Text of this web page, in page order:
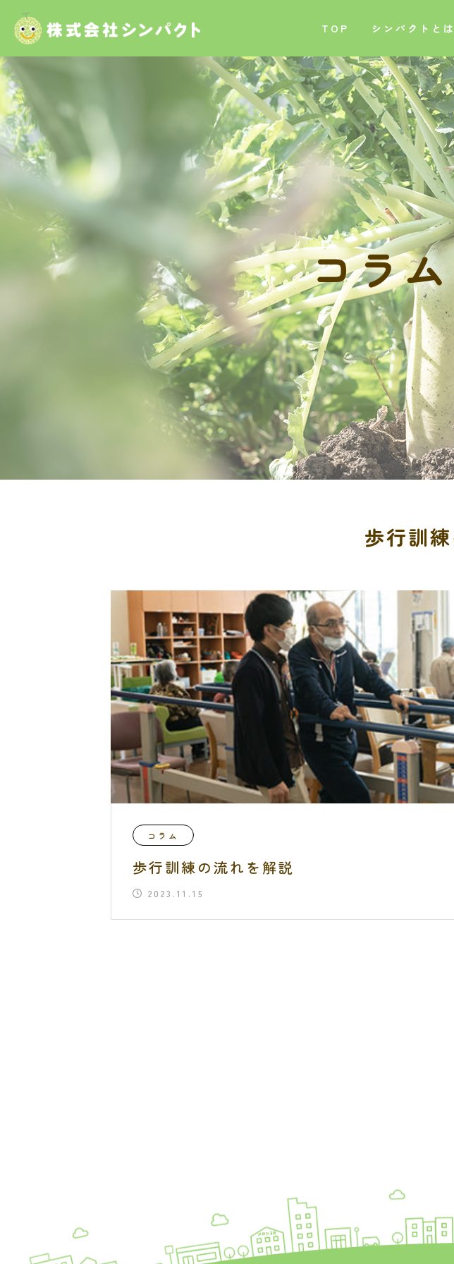
TOP シンパクトとは
コラム
歩行訓
コラム
歩行訓練の流れを解説
2023.11.15